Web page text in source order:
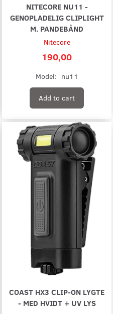
NITECORE NU11 -
GENOPLADELIG CLIPLIGHT
M. PANDEBÅND
Nitecore
190,00
Model: nu11
Add to cart
COAST HX3 CLIP-ON LYGTE
- MED HVIDT + UV LYS